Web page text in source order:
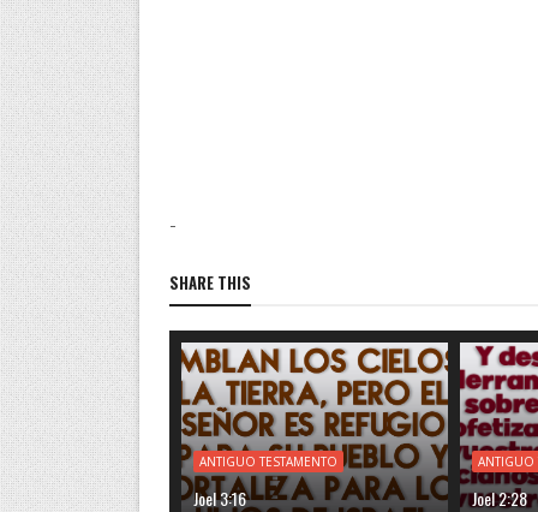
-
SHARE THIS
ANTIGUO TESTAMENTO
Joel 3:16
ANTIGUO
Joel 2:28